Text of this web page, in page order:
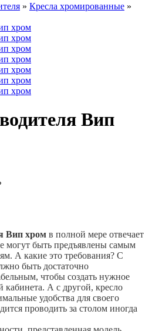
» Кресла хромированные »
Вип
Вип хром в полной мере отвечает
могут быть предъявлены самым
А какие это требования? С
быть достаточно
чтобы создать нужное
кабинета. А с другой, кресло
удобства для своего
проводить за столом иногда